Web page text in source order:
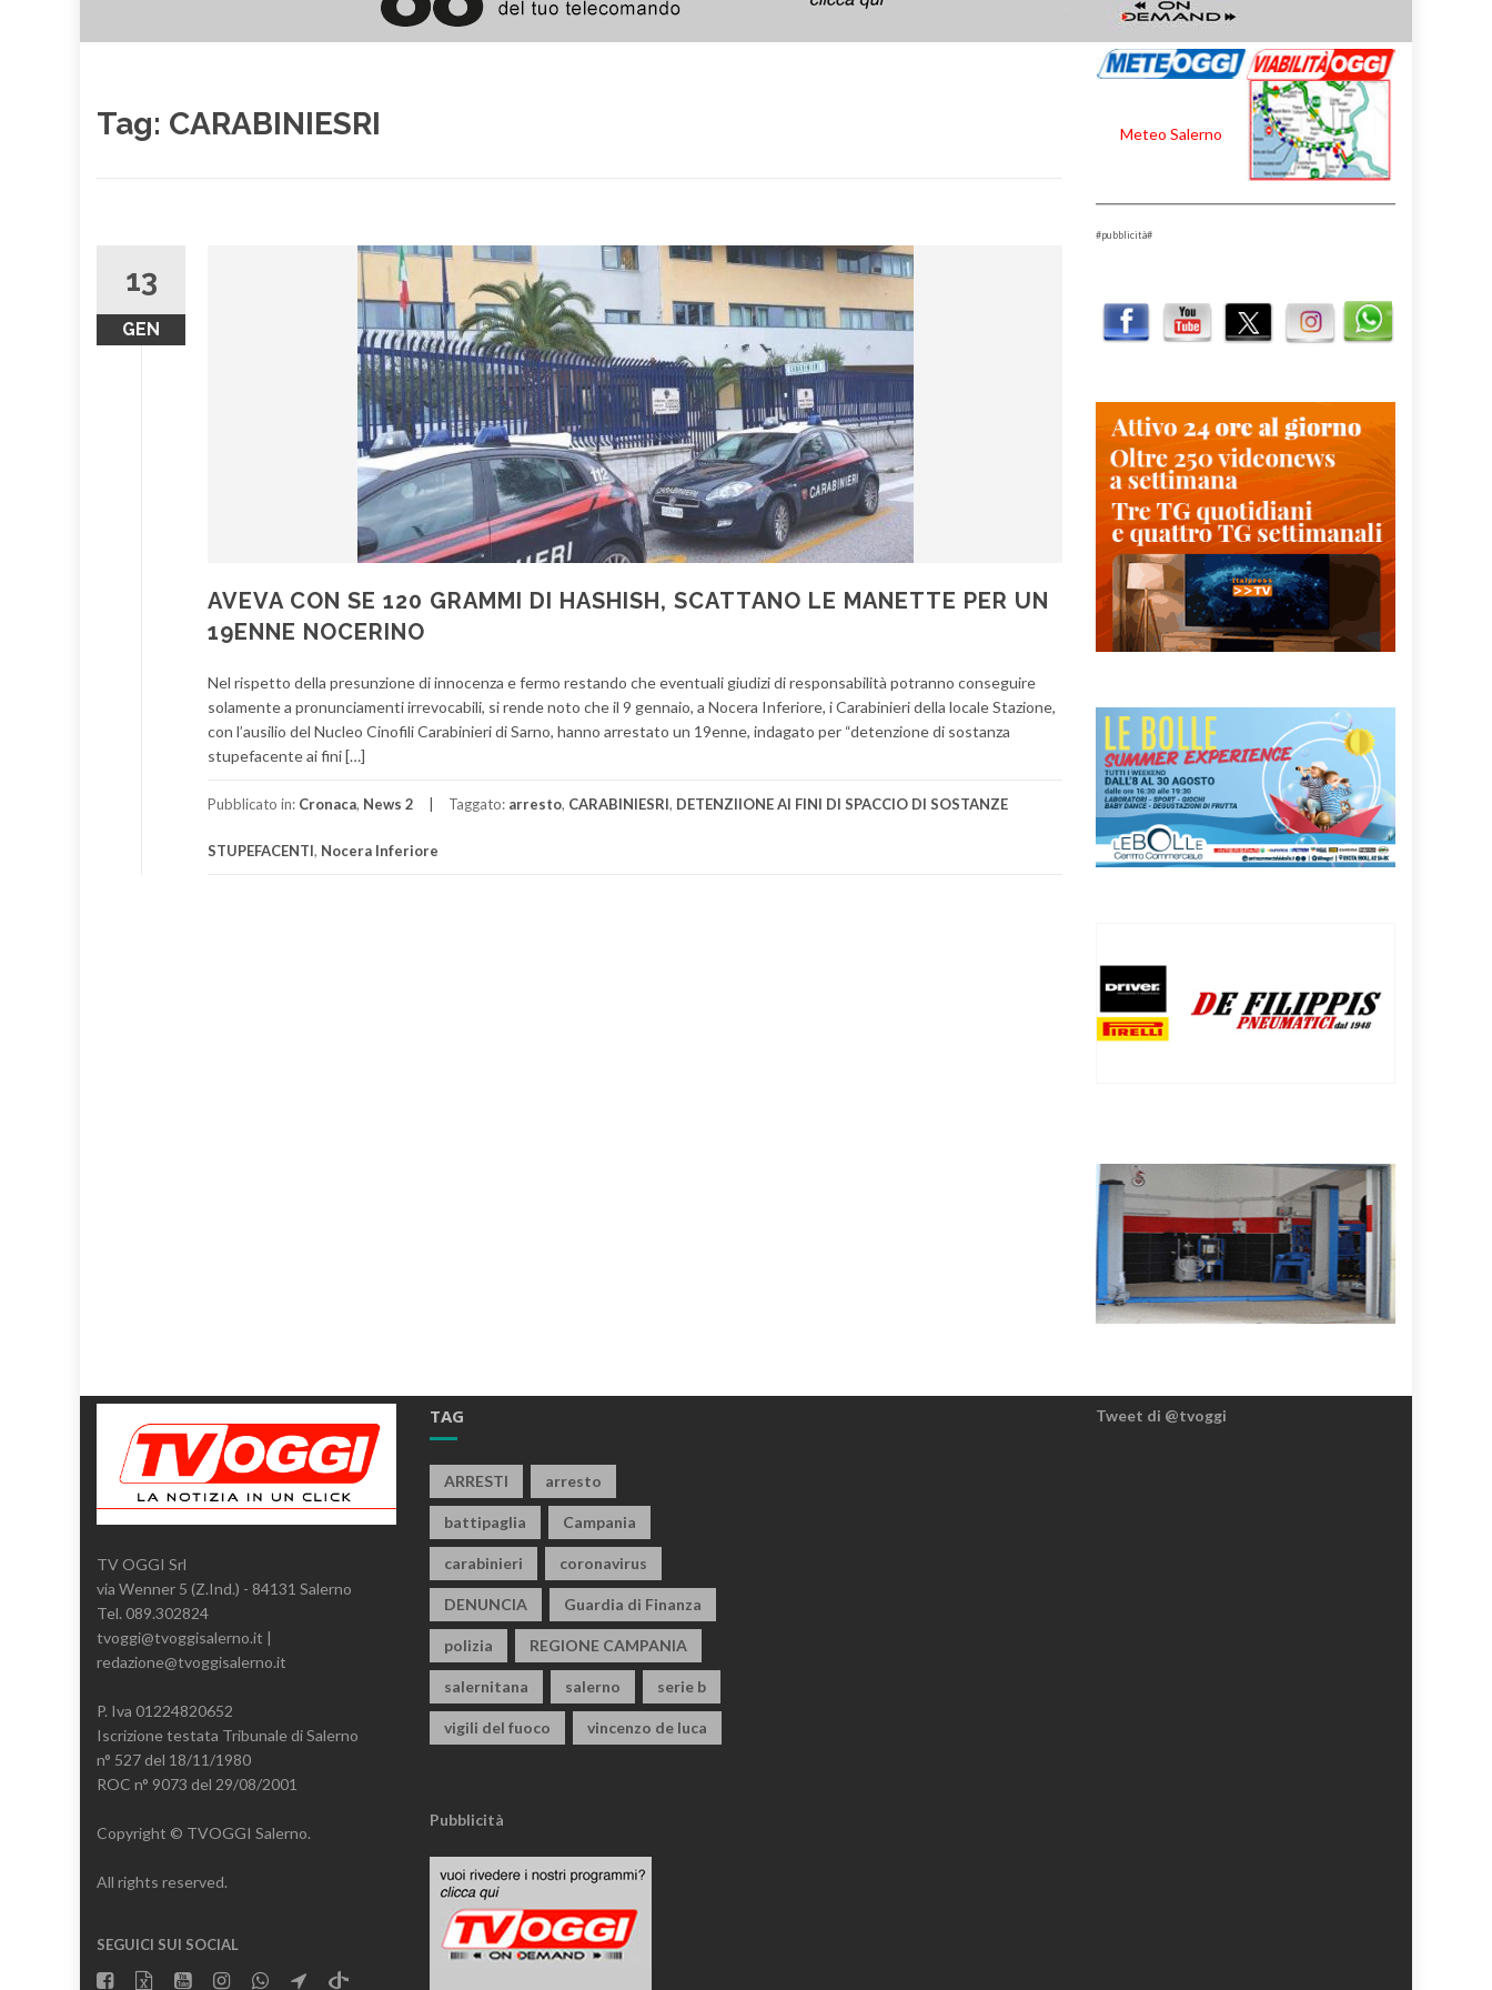
Tag: CARABINIESRI
13
GEN
AVEVA CON SE 120 GRAMMI DI HASHISH, SCATTANO LE MANETTE PER UN
19ENNE NOCERINO
Nel rispetto della presunzione di innocenza e fermo restando che eventuali giudizi di responsabilità potranno conseguire
solamente a pronunciamenti irrevocabili, si rende noto che il 9 gennaio, a Nocera Inferiore, i Carabinieri della locale Stazione,
con l’ausilio del Nucleo Cinofili Carabinieri di Sarno, hanno arrestato un 19enne, indagato per “detenzione di sostanza
stupefacente ai fini […]
Pubblicato in: Cronaca, News 2 Taggato: arresto, CARABINIESRI, DETENZIIONE AI FINI DI SPACCIO DI SOSTANZE
STUPEFACENTI, Nocera Inferiore
Meteo Salerno
#pubblicità#
TV OGGI Srl
via Wenner 5 (Z.Ind.) - 84131 Salerno
Tel. 089.302824
tvoggi@tvoggisalerno.it |
redazione@tvoggisalerno.it
P. Iva 01224820652
Iscrizione testata Tribunale di Salerno
n° 527 del 18/11/1980
ROC n° 9073 del 29/08/2001
Copyright © TVOGGI Salerno.
All rights reserved.
SEGUICI SUI SOCIAL
TAG
ARRESTI arresto
battipaglia Campania
carabinieri coronavirus
DENUNCIA Guardia di Finanza
polizia REGIONE CAMPANIA
salernitana salerno serie b
vigili del fuoco vincenzo de luca
Pubblicità
Tweet di @tvoggi